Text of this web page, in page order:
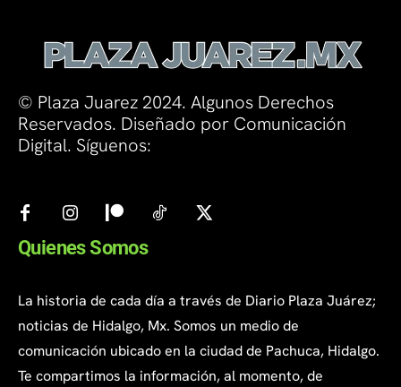
© Plaza Juarez 2024. Algunos Derechos
Reservados. Diseñado por Comunicación
Digital. Síguenos:
Quienes Somos
La historia de cada día a través de Diario Plaza Juárez;
noticias de Hidalgo, Mx. Somos un medio de
comunicación ubicado en la ciudad de Pachuca, Hidalgo.
Te compartimos la información, al momento, de